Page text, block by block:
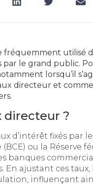
utilisé
par le grand public.
lorsqu’il
directeur et
directeur ?
d’intérêt fixés par
ou la Réserve
banques
En ajustant ces
influençant